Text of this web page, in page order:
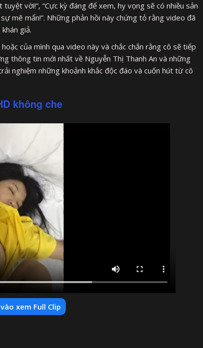
vời!”, “Cực kỳ đáng để xem, hy vọng sẽ có nhiều sản
mê mẩn!”. Những phản hồi này chứng tỏ rằng video đã
giả.
của mình qua video này và chắc chắn rằng cô sẽ tiếp
thông tin mới nhất về Nguyễn Thị Thanh An và những
nghiệm những khoảnh khắc độc đáo và cuốn hút từ cô
không che
xem Full Clip